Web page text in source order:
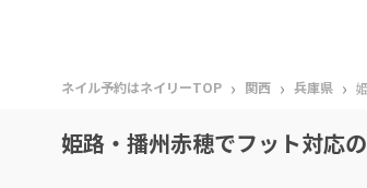
ネイル予約はネイリーTOP › 関西 › 兵庫県 ›
姫路・播州赤穂でフット対応